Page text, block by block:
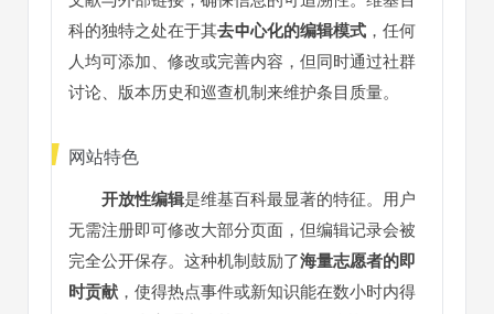
科的独特之处在于其去中心化的编辑模式 ，任何
人均可添加、修改或完善内容，但同时通过社群
讨论、版本历史和巡查机制来维护条目质量。
网站特色
开放性编辑是维基百科最显著的特征。用户
无需注册即可修改大部分页面，但编辑记录会被
完全公开保存。这种机制鼓励了海量志愿者的即
时贡献 ，使得热点事件或新知识能在数小时内得